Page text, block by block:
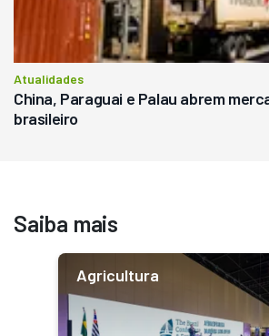
Atualidades
China, Paraguai e Palau abrem
brasileiro
Saiba mais
Agricultura